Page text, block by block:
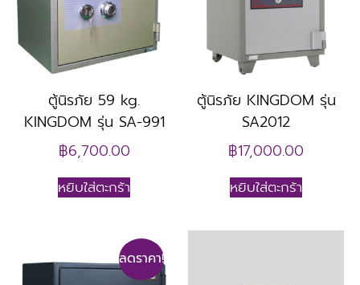
ตู้นิรภัย 59 kg.
KINGDOM รุ่น SA-991
฿6,700.00
หยิบใส่ตะกร้า
ตู้นิรภัย KINGDOM รุ่น
SA2012
฿17,000.00
หยิบใส่ตะกร้า
ลดราคา!